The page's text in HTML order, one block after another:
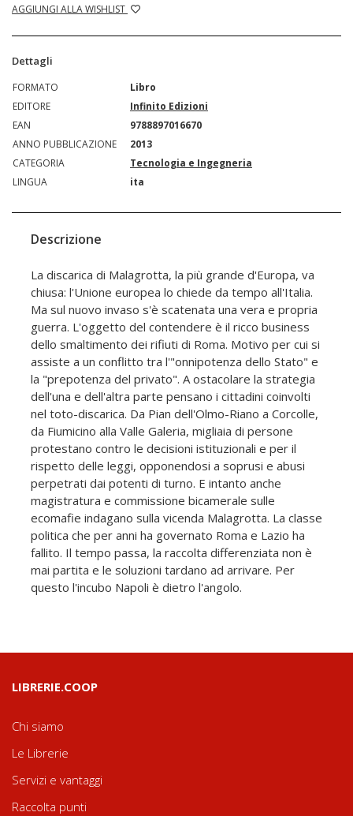
AGGIUNGI ALLA WISHLIST
Dettagli
FORMATO
Libro
EDITORE
Infinito Edizioni
EAN
9788897016670
ANNO PUBBLICAZIONE
2013
CATEGORIA
Tecnologia e Ingegneria
LINGUA
ita
Descrizione
La discarica di Malagrotta, la più grande d'Europa, va
chiusa: l'Unione europea lo chiede da tempo all'Italia.
Ma sul nuovo invaso s'è scatenata una vera e propria
guerra. L'oggetto del contendere è il ricco business
dello smaltimento dei rifiuti di Roma. Motivo per cui si
assiste a un conflitto tra l'"onnipotenza dello Stato" e
la "prepotenza del privato". A ostacolare la strategia
dell'una e dell'altra parte pensano i cittadini coinvolti
nel toto-discarica. Da Pian dell'Olmo-Riano a Corcolle,
da Fiumicino alla Valle Galeria, migliaia di persone
protestano contro le decisioni istituzionali e per il
rispetto delle leggi, opponendosi a soprusi e abusi
perpetrati dai potenti di turno. E intanto anche
magistratura e commissione bicamerale sulle
ecomafie indagano sulla vicenda Malagrotta. La classe
politica che per anni ha governato Roma e Lazio ha
fallito. Il tempo passa, la raccolta differenziata non è
mai partita e le soluzioni tardano ad arrivare. Per
questo l'incubo Napoli è dietro l'angolo.
LIBRERIE.COOP
Chi siamo
Le Librerie
Servizi e vantaggi
Raccolta punti